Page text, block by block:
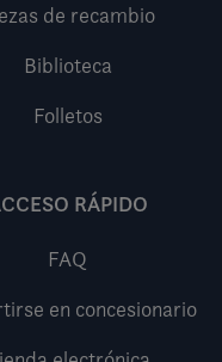
de recambio
Biblioteca
Folletos
RÁPIDO
FAQ
en concesionario